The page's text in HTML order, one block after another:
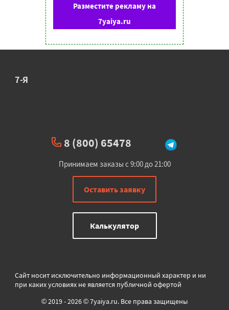
Разместите рекламу на
7yaiya.ru
7-Я
8 (800) 65478
Принимаем заказы с 9:00 до 21:00
Оставить заявку
Калькулятор
Сайт носит исключительно информационный характер и ни
при каких условиях не является публичной офертой
© 2019 - 2026 © 7yaiya.ru. Все права защищены